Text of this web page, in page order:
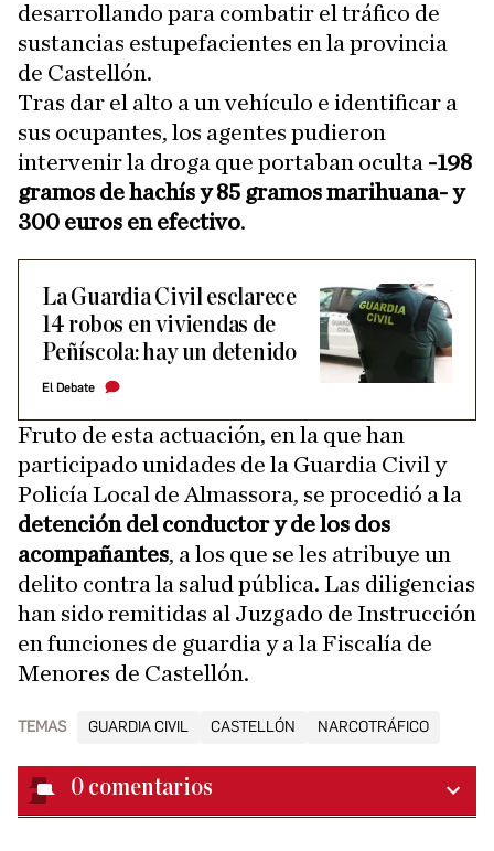
desarrollando para combatir el tráfico de
sustancias estupefacientes en la provincia
de Castellón.
Tras dar el alto a un vehículo e identificar a
sus ocupantes, los agentes pudieron
intervenir la droga que portaban oculta -198
gramos de hachís y 85 gramos marihuana- y
300 euros en efectivo.
La Guardia Civil esclarece
14 robos en viviendas de
Peñíscola: hay un detenido
El Debate
Fruto de esta actuación, en la que han
participado unidades de la Guardia Civil y
Policía Local de Almassora, se procedió a la
detención del conductor y de los dos
acompañantes, a los que se les atribuye un
delito contra la salud pública. Las diligencias
han sido remitidas al Juzgado de Instrucción
en funciones de guardia y a la Fiscalía de
Menores de Castellón.
TEMAS GUARDIA CIVIL CASTELLÓN NARCOTRÁFICO
0 comentarios